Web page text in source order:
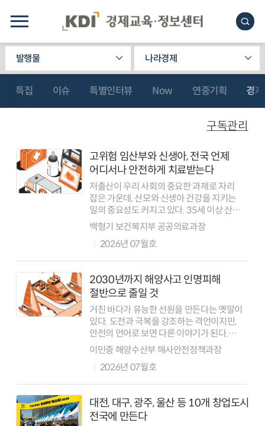
발행물 나라경제
특집 이슈 특별인터뷰 Now 연중기획 경
고위험 임산부와 신생아, 전국 언제
어디서나 안전하게 치료받는다
저출산이 우리 사회의 중요한 과제로 자리
잡은 가운데, 산모와 신생아 건강을 지키는
일의 중요성도 커지고 있다. 35세 이상 산모
비중이 2014년 21.6%에서 2024년 35.9%
로 높아졌고, 37주 미만 조산아(미숙아) 출생
비율 역시 같은 기간 6...
백형기 보건복지부 공공의료과장
2026년 07월호
2030년까지 해양사고 인명피해
절반으로 줄일 것
거친 바다가 유능한 선원을 만든다는 옛말이
있다. 도전과 극복을 강조하는 격언이지만,
안전의 언어로 보면 다른 이야기가 된다.
현실에서는 바다가 거칠 땐 애당초 출항하지
않는 것이 최선이다. 극복보다 예방에,
도전보다 신중함에 가까운 가치가 안전이기
이민중 해양수산부 해사안전정책과장
2026년 07월호
대전, 대구, 광주, 울산 등 10개 창업도시
전국에 만든다
구독관리